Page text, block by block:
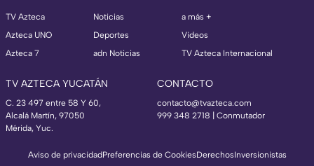
TV Azteca
Azteca UNO
Azteca 7
Noticias
Deportes
adn Noticias
a más +
Videos
TV Azteca Internacional
TV AZTECA YUCATÁN
C. 23 497 entre 58 Y 60,
Alcalá Martín, 97050
Mérida, Yuc.
CONTACTO
contacto@tvazteca.com
999 348 2718 | Conmutador
Aviso de privacidadPreferencias de CookiesDerechosInversionistas